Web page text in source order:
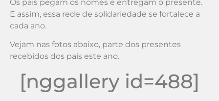
Os pais pegam os nomes e entregam o presente.
E assim, essa rede de solidariedade se fortalece a
cada ano.
Vejam nas fotos abaixo, parte dos presentes
recebidos dos pais este ano.
[nggallery id=488]